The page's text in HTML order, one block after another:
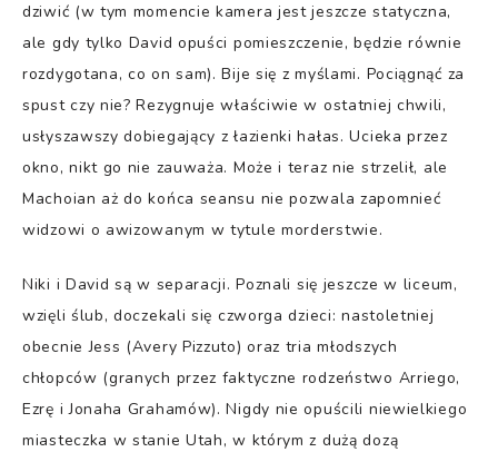
dziwić (w tym momencie kamera jest jeszcze statyczna,
ale gdy tylko David opuści pomieszczenie, będzie równie
rozdygotana, co on sam). Bije się z myślami. Pociągnąć za
spust czy nie? Rezygnuje właściwie w ostatniej chwili,
usłyszawszy dobiegający z łazienki hałas. Ucieka przez
okno, nikt go nie zauważa. Może i teraz nie strzelił, ale
Machoian aż do końca seansu nie pozwala zapomnieć
widzowi o awizowanym w tytule morderstwie.
Niki i David są w separacji. Poznali się jeszcze w liceum,
wzięli ślub, doczekali się czworga dzieci: nastoletniej
obecnie Jess (Avery Pizzuto) oraz tria młodszych
chłopców (granych przez faktyczne rodzeństwo Arriego,
Ezrę i Jonaha Grahamów). Nigdy nie opuścili niewielkiego
miasteczka w stanie Utah, w którym z dużą dozą